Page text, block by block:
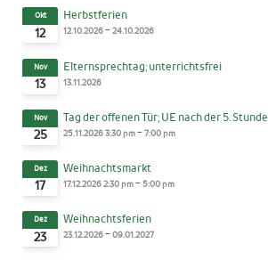
12
Okt Herbstferien
12.10.2026-24.10.2026
13
Nov Elternsprechtag; unterrichtsfrei
13.11.2026
25
Nov Tag der offenen Tür; UE nach der 5. Stunde
25.11.20263:30 pm-7:00 pm
17
Dez Weihnachtsmarkt
17.12.20262:30 pm- 5:00 pm
23
Dez Weihnachtsferien
23.12.2026-09.01.2027